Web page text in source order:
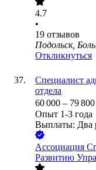
4.7
•
19 отзывов
Подольск,
Откликнуться
Специалист
отдела
60 000 – 79 800
Опыт 1-3 года
Выплаты: Два
Ассоциация
Развитию